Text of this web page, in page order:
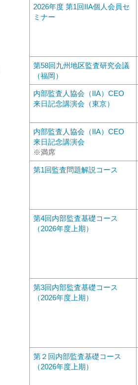
2026年度 第1回IIA個人会員セ
ミナー
第58回九州地区監査研究会議
（福岡）
内部監査人協会（IIA）CEO
来日記念講演会（東京）
内部監査人協会（IIA）CEO
来日記念講演会
※満席
第1回監査問題解説コース
第4回内部監査基礎コース
（2026年度上期）
第3回内部監査基礎コース
（2026年度上期）
第２回内部監査基礎コース
（2026年度上期）